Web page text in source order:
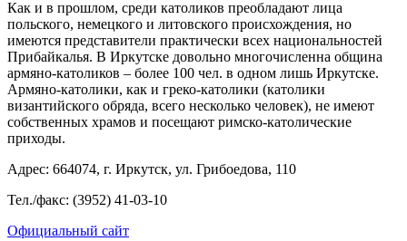
Как и в прошлом, среди католиков преобладают лица
польского, немецкого и литовского происхожде­ния, но
имеются представители практически всех наци­ональностей
Прибайкалья. В Иркутске довольно мно­гочисленна община
армяно-католиков – более 100 чел. в одном лишь Иркутске.
Армяно-католики, как и греко-католики (католики
византийского об­ряда, всего несколько человек), не имеют
собственных храмов и посещают римско-католические
приходы.
Адрес: 664074, г. Иркутск, ул. Грибоедова, 110
Тел./факс: (3952) 41-03-10
Официальный сайт